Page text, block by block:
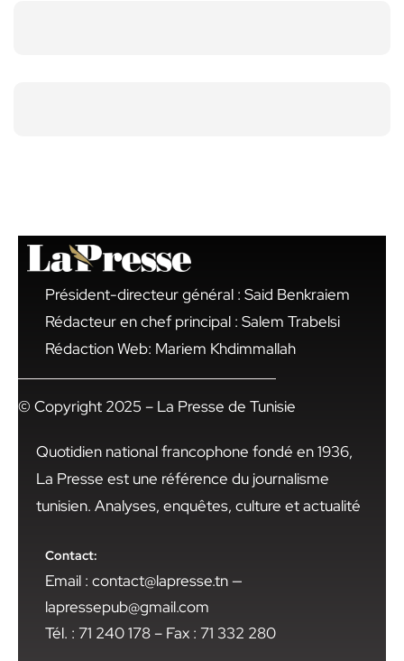
Président-directeur général : Said Benkraiem
Rédacteur en chef principal : Salem Trabelsi
Rédaction Web: Mariem Khdimmallah
© Copyright 2025 – La Presse de Tunisie
Quotidien national francophone fondé en 1936,
La Presse est une référence du journalisme
tunisien. Analyses, enquêtes, culture et actualité
Contact:
Email : contact@lapresse.tn —
lapressepub@gmail.com
Tél. : 71 240 178 – Fax : 71 332 280